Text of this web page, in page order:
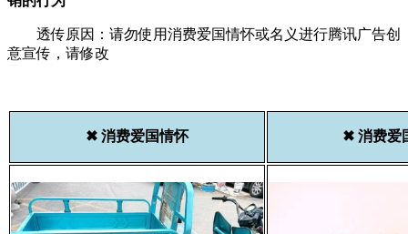
透传原因：请勿使用消费爱国情怀或名义进行腾讯广告创
意宣传，请修改
✖ 消费爱国情怀 ✖ 消费爱